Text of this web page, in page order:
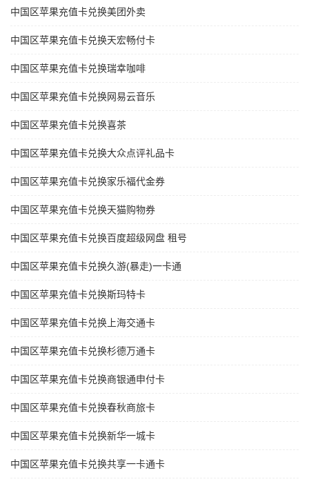
中国区苹果充值卡兑换美团外卖
中国区苹果充值卡兑换天宏畅付卡
中国区苹果充值卡兑换瑞幸咖啡
中国区苹果充值卡兑换网易云音乐
中国区苹果充值卡兑换喜茶
中国区苹果充值卡兑换大众点评礼品卡
中国区苹果充值卡兑换家乐福代金券
中国区苹果充值卡兑换天猫购物券
中国区苹果充值卡兑换百度超级网盘 租号
中国区苹果充值卡兑换久游(暴走)一卡通
中国区苹果充值卡兑换斯玛特卡
中国区苹果充值卡兑换上海交通卡
中国区苹果充值卡兑换杉德万通卡
中国区苹果充值卡兑换商银通申付卡
中国区苹果充值卡兑换春秋商旅卡
中国区苹果充值卡兑换新华一城卡
中国区苹果充值卡兑换共享一卡通卡